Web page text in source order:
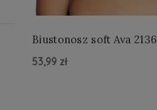
Biustonosz soft Ava 2136
53,99 zł